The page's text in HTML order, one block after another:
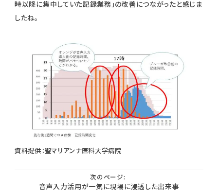
時以降に集中していた記録業務」の改善につながったと感じま
したね。
資料提供：聖マリアンナ医科大学病院
次のページ:
音声入力活用が一気に現場に浸透した出来事